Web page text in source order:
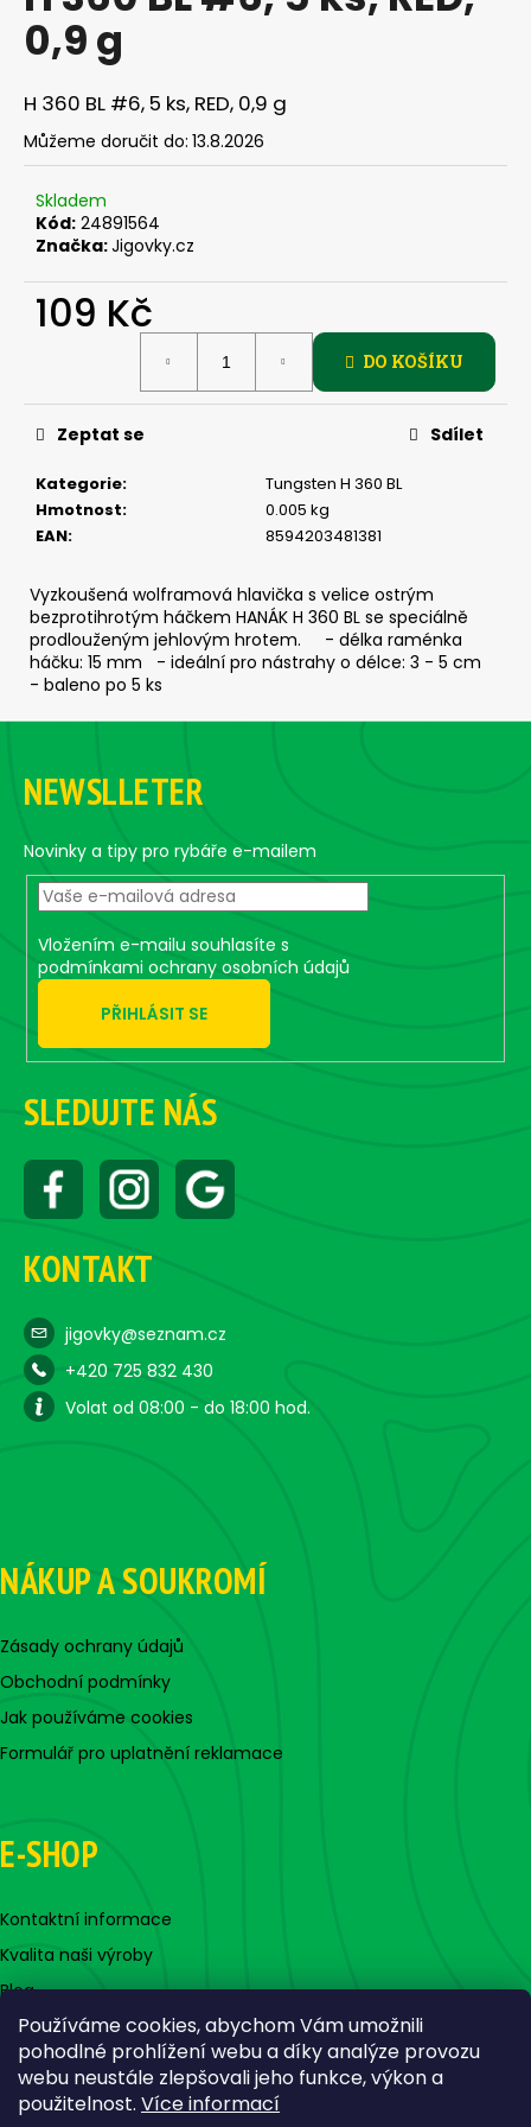
Používáme cookies, abychom Vám umožnili
pohodlné prohlížení webu a díky analýze provozu
webu neustále zlepšovali jeho funkce, výkon a
použitelnost. Více informací
0,0
z
hvězdiček.
0,9 g
H 360 BL #6, 5 ks, RED, 0,9 g
Můžeme doručit do: 13.8.2026
Skladem
Kód: 24891564
Značka:Jigovky.cz
109 Kč
DO KOŠÍKU
Kategorie:
Tungsten H 360 BL
Hmotnost:
0.005 kg
EAN: 8594203481381
Zeptat se Sdílet
Vyzkoušená wolframová hlavička s velice ostrým
bezprotihrotým háčkem HANÁK H 360 BL se speciálně
prodlouženým jehlovým hrotem. - délka raménka
háčku: 15 mm - ideální pro nástrahy o délce: 3 - 5 cm
- baleno po 5 ks
a
j
í
t
?
o
p
u
č
j
e
m
e
-
5
G
69
Kč
Z
NEWSLLETER
Novinky a tipy pro rybáře e-mailem
Vložením e-mailu souhlasíte s
podmínkami ochrany osobních údajů
PŘIHLÁSIT SE
SLEDUJTE NÁS
KONTAKT
jigovky@seznam.cz
+420 725 832 430
Volat od 08:00 - do 18:00 hod.
NÁKUP A SOUKROMÍ
Zásady ochrany údajů
Obchodní podmínky
Jak používáme cookies
Formulář pro uplatnění reklamace
E-SHOP
Kontaktní informace
Kvalita naši výroby
Blog